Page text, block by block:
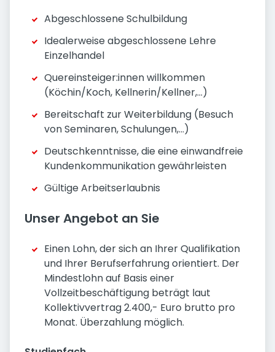
Abgeschlossene Schulbildung
Idealerweise abgeschlossene Lehre
Einzelhandel
Quereinsteiger:innen willkommen
(Köchin/Koch, Kellnerin/Kellner,...)
Bereitschaft zur Weiterbildung (Besuch
von Seminaren, Schulungen,...)
Deutschkenntnisse, die eine einwandfreie
Kundenkommunikation gewährleisten
Gültige Arbeitserlaubnis
Unser Angebot an Sie
Einen Lohn, der sich an Ihrer Qualifikation
und Ihrer Berufserfahrung orientiert. Der
Mindestlohn auf Basis einer
Vollzeitbeschäftigung beträgt laut
Kollektivvertrag 2.400,- Euro brutto pro
Monat. Überzahlung möglich.